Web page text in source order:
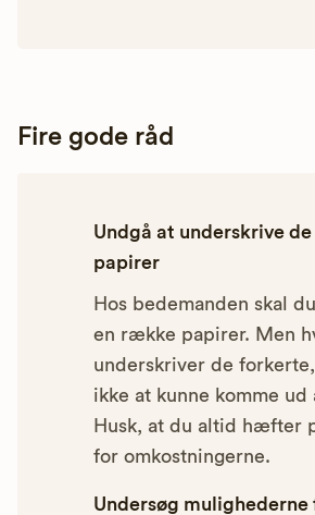
Fire gode råd
Undgå at underskrive
papirer
Hos bedemanden skal
en række papirer. Men
underskriver de
ikke at kunne komme ud
Husk, at du altid hæfter
for omkostningerne.
Undersøg mulighederne